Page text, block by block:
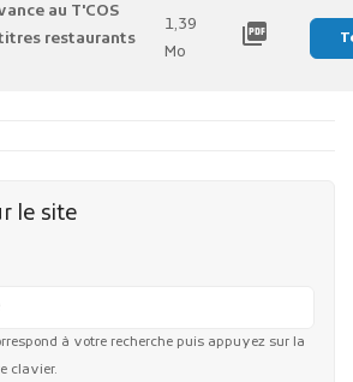
au T'COS
restaurants
1,39
Mo
picture_as_pdf
le site
à votre recherche puis appuyez sur la
clavier.